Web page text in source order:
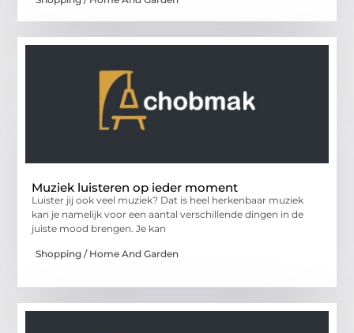
Muziek luisteren op ieder moment
Luister jij ook veel muziek? Dat is heel herkenbaar muziek
kan je namelijk voor een aantal verschillende dingen in de
juiste mood brengen. Je kan
Shopping / Home And Garden